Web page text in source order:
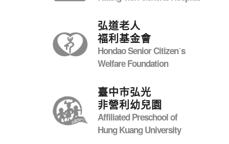
弘道老人
福利基金會
Hondao Senior Citizenˊs
Welfare Foundation
臺中市弘光
非營利幼兒園
Affiliated Preschool of
Hung Kuang University